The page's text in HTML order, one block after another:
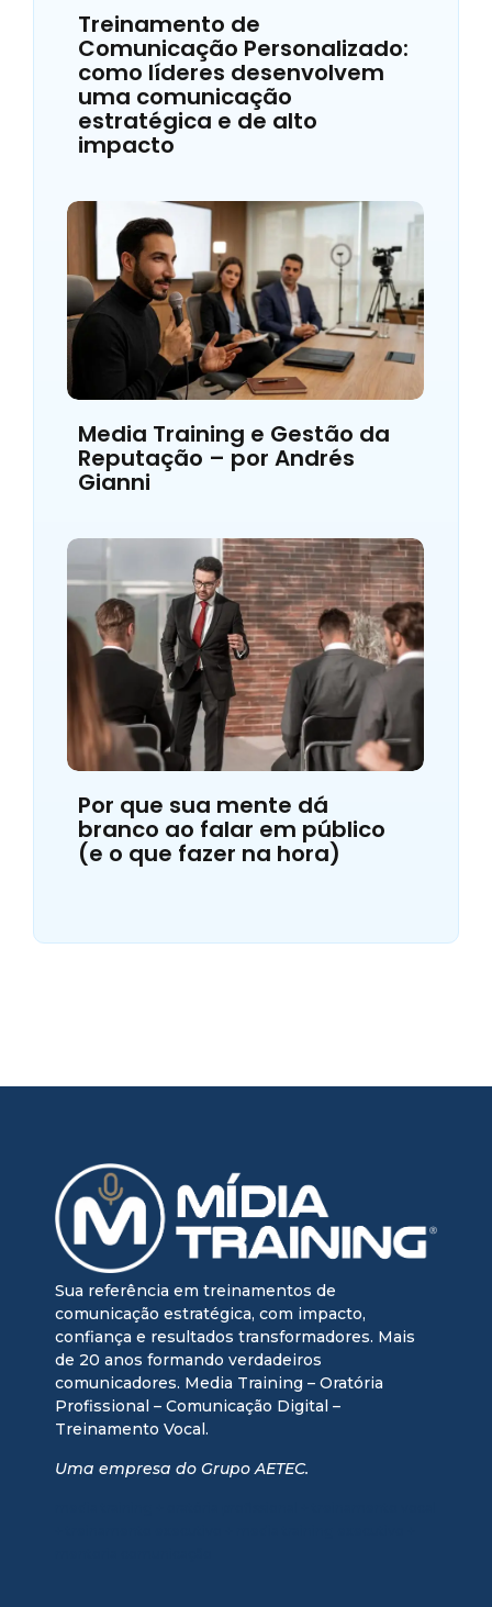
Treinamento de
Comunicação Personalizado:
como líderes desenvolvem
uma comunicação
estratégica e de alto
impacto
Media Training e Gestão da
Reputação – por Andrés
Gianni
Por que sua mente dá
branco ao falar em público
(e o que fazer na hora)
Sua referência em treinamentos de
comunicação estratégica, com impacto,
confiança e resultados transformadores. Mais
de 20 anos formando verdadeiros
comunicadores. Media Training – Oratória
Profissional – Comunicação Digital –
Treinamento Vocal.
Uma empresa do Grupo AETEC.